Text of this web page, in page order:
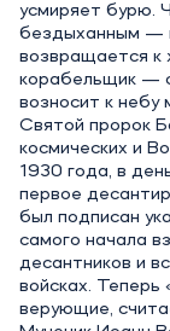
усмиряет бурю.
бездыханным —
возвращается к
корабельщик —
возносит к небу
Святой пророк
космических и
1930 года, в
первое
был подписан
самого начала
десантников и
войсках.
верующие,